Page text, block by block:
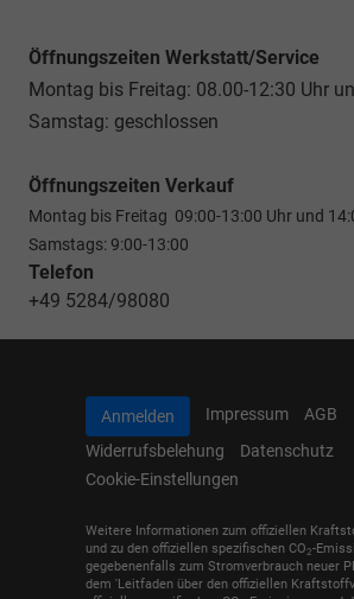
Öffnungszeiten Werkstatt/Service
Montag bis Freitag: 08.00-12:30 Uhr
Samstag: geschlossen
Öffnungszeiten Verkauf
Montag bis Freitag 09:00-13:00 Uhr und
Samstags: 9:00-13:00
Telefon
+49 5284/98080
Anmelden Impressum
AGB
Widerrufsbelehung
Datenschutz
Cookie-Einstellungen
Weitere Informationen zum offiziellen
und zu den offiziellen spezifischen CO2-
gegebenenfalls zum Stromverbrauch neuer
dem 'Leitfaden über den offiziellen